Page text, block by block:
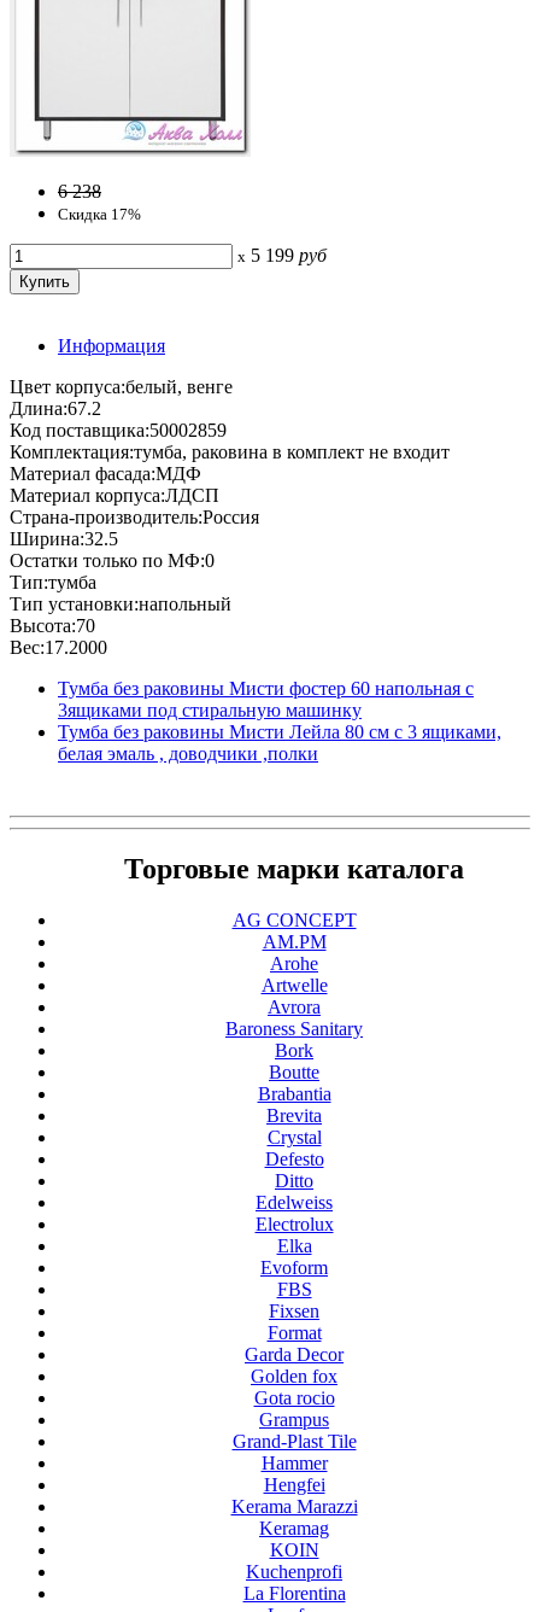
6 238
Скидка 17%
x 5 199 руб
Информация
Цвет корпуса:белый, венге
Длина:67.2
Код поставщика:50002859
Комплектация:тумба, раковина в комплект не входит
Материал фасада:МДФ
Материал корпуса:ЛДСП
Страна-производитель:Россия
Ширина:32.5
Остатки только по МФ:0
Тип:тумба
Тип установки:напольный
Высота:70
Вес:17.2000
Тумба без раковины Мисти фостер 60 напольная с
3ящиками под стиральную машинку
Тумба без раковины Мисти Лейла 80 см с 3 ящиками,
белая эмаль , доводчики ,полки
Торговые марки каталога
AG CONCEPT
AM.PM
Arohe
Artwelle
Avrora
Baroness Sanitary
Bork
Boutte
Brabantia
Brevita
Crystal
Defesto
Ditto
Edelweiss
Electrolux
Elka
Evoform
FBS
Fixsen
Format
Garda Decor
Golden fox
Gota rocio
Grampus
Grand-Plast Tile
Hammer
Hengfei
Kerama Marazzi
Keramag
KOIN
Kuchenprofi
La Florentina